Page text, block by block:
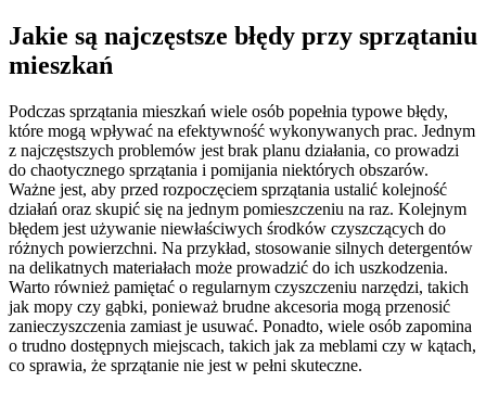
Jakie są najczęstsze błędy przy sprzątaniu
mieszkań
Podczas sprzątania mieszkań wiele osób popełnia typowe błędy,
które mogą wpływać na efektywność wykonywanych prac. Jednym
z najczęstszych problemów jest brak planu działania, co prowadzi
do chaotycznego sprzątania i pomijania niektórych obszarów.
Ważne jest, aby przed rozpoczęciem sprzątania ustalić kolejność
działań oraz skupić się na jednym pomieszczeniu na raz. Kolejnym
błędem jest używanie niewłaściwych środków czyszczących do
różnych powierzchni. Na przykład, stosowanie silnych detergentów
na delikatnych materiałach może prowadzić do ich uszkodzenia.
Warto również pamiętać o regularnym czyszczeniu narzędzi, takich
jak mopy czy gąbki, ponieważ brudne akcesoria mogą przenosić
zanieczyszczenia zamiast je usuwać. Ponadto, wiele osób zapomina
o trudno dostępnych miejscach, takich jak za meblami czy w kątach,
co sprawia, że sprzątanie nie jest w pełni skuteczne.